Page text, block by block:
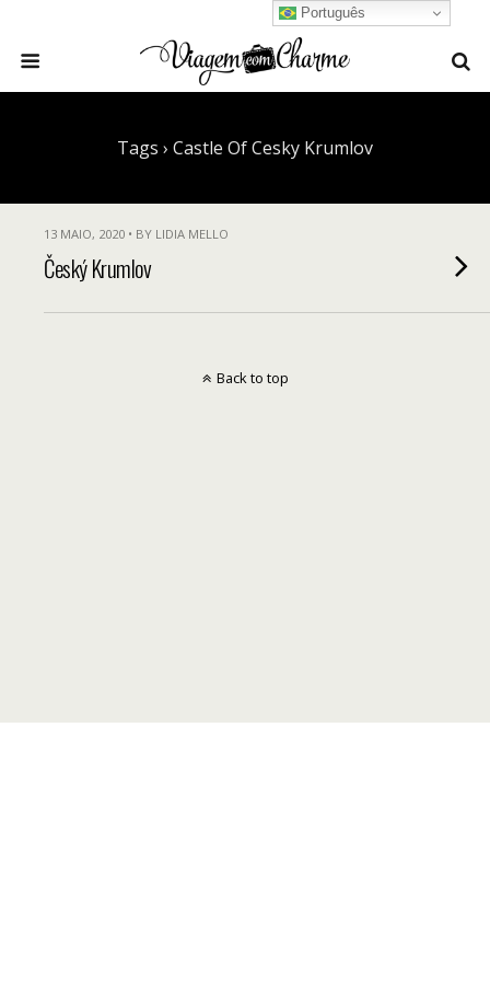
Tags › Castle Of Cesky Krumlov
13 MAIO, 2020 • BY LIDIA MELLO
Český Krumlov
Português
Back to top